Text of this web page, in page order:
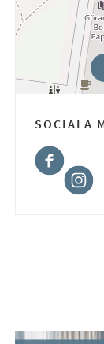
(ÖPPNAS I NYTT
SOCIALA
Facebook